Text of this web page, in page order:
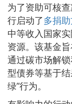
为了资助可核
行启动了多捐助
中等收入国家
资源。该基金
通过碳市场解
型债券等基于
绿”行为。